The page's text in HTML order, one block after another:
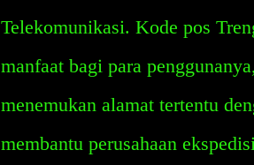
Telekomunikasi. Kode pos
manfaat bagi para
menemukan alamat tertentu
membantu perusahaan